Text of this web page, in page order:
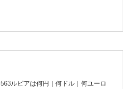
563ルピアは何円｜何ドル｜何ユーロ